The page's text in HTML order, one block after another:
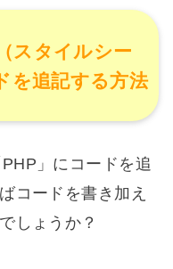
スタイルシー
を追記する方法
」にコードを追
コードを書き加え
しょうか？